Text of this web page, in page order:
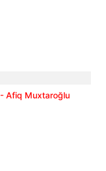
- Afiq Muxtaroğlu